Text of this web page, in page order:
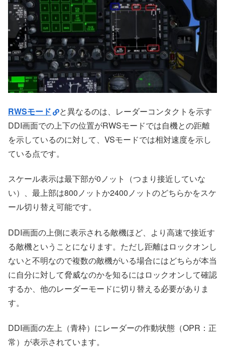
RWSモード
と異なるのは、レーダーコンタクトを示す
DDI画面での上下の位置がRWSモードでは自機との距離
を示しているのに対して、VSモードでは相対速度を示し
ている点です。
スケール表示は最下部が0ノット（つまり接近していな
い）、最上部は800ノットか2400ノットのどちらかをスケ
ール切り替え可能です。
DDI画面の上側に表示される敵機ほど、より高速で接近す
る敵機ということになります。ただし距離はロックオンし
ないと不明なので複数の敵機がいる場合にはどちらが本当
に自分に対して脅威なのかを知るにはロックオンして確認
するか、他のレーダーモードに切り替える必要がありま
す。
DDI画面の左上（青枠）にレーダーの作動状態（OPR：正
常）が表示されています。